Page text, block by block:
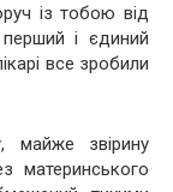
із тобою від
і єдиний
все зробили
майже звірину
материнського